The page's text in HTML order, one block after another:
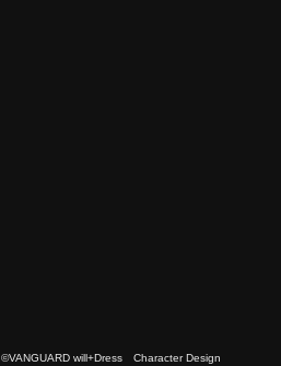
will+Dress Character Design